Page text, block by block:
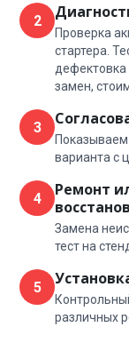
2
Проверка
стартера.
дефектовка
замен,
3
варианта с
4
Ремонт
Замена
тест на
5
различных